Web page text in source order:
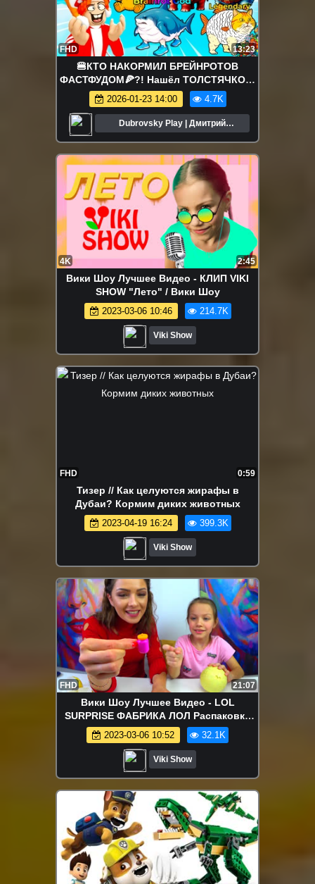
FHD 13:23
🍔КТО НАКОРМИЛ БРЕЙНРОТОВ
ФАСТФУДОМ🍕?! Нашёл ТОЛСТЯЧКОВ!
FIND the FAT BRAINROT - №1 в ROBLOX
2026-01-23 14:00 4.7K
Dubrovsky Play | Дмитрий
Дубровский
4K 2:45
Вики Шоу Лучшее Видео - КЛИП VIKI
SHOW "Лето" / Вики Шоу
2023-03-06 10:46 214.7K
Viki Show
FHD 0:59
Тизер // Как целуются жирафы в
Дубаи? Кормим диких животных
2023-04-19 16:24 399.3K
Viki Show
FHD 21:07
Вики Шоу Лучшее Видео - LOL
SURPRISE ФАБРИКА ЛОЛ Распаковка
Самой Новой 3 Серии Кукол Confetti
Pop и Lil Sister / Вики Шоу
2023-03-06 10:52 32.1K
Viki Show